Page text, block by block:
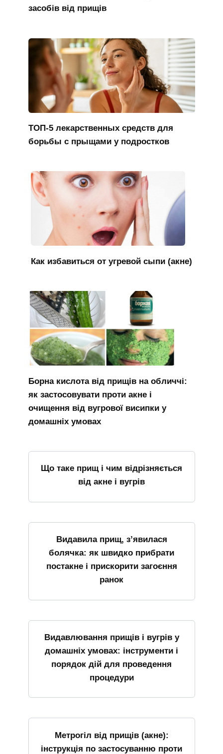
засобів від прищів
ТОП-5 лекарственных средств для
борьбы с прыщами у подростков
Как избавиться от угревой сыпи (акне)
Борна кислота від прищів на обличчі:
як застосовувати проти акне і
очищення від вугрової висипки у
домашніх умовах
Що таке прищ і чим відрізняється
від акне і вугрів
Видавила прищ, з’явилася
болячка: як швидко прибрати
постакне і прискорити загоєння
ранок
Видавлювання прищів і вугрів у
домашніх умовах: інструменти і
порядок дій для проведення
процедури
Метрогіл від прищів (акне):
інструкція по застосуванню проти